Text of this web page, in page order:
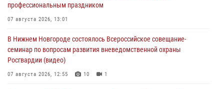
профессиональным праздником
07 августа 2026, 13:01
В Нижнем Новгороде состоялось Всероссийское совещание-
семинар по вопросам развития вневедомственной охраны
Росгвардии (видео)
07 августа 2026, 12:55 10 1